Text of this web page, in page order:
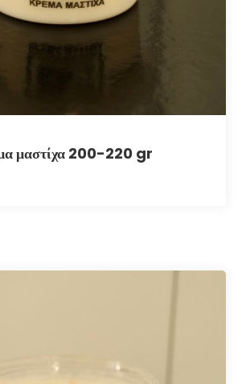
μαστίχα 200-220 gr